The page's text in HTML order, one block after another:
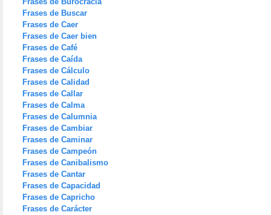
Frases de Buscar
Frases de Caer
Frases de Caer bien
Frases de Café
Frases de Caída
Frases de Cálculo
Frases de Calidad
Frases de Callar
Frases de Calma
Frases de Calumnia
Frases de Cambiar
Frases de Caminar
Frases de Campeón
Frases de Canibalismo
Frases de Cantar
Frases de Capacidad
Frases de Capricho
Frases de Carácter